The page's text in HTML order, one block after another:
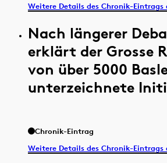
Weitere Details des Chronik-Eintrags
Nach längerer
erklärt der Grosse
von über 5000
unterzeichnete
Chronik-Eintrag
Weitere Details des Chronik-Eintrags